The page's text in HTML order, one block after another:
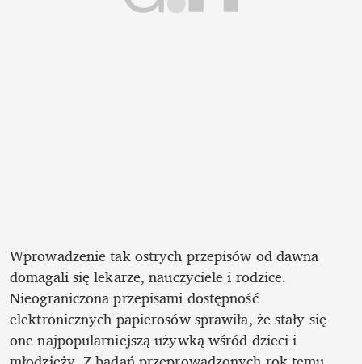
Wprowadzenie tak ostrych przepisów od dawna
domagali się lekarze, nauczyciele i rodzice.
Nieograniczona przepisami dostępność
elektronicznych papierosów sprawiła, że stały się
one najpopularniejszą używką wśród dzieci i